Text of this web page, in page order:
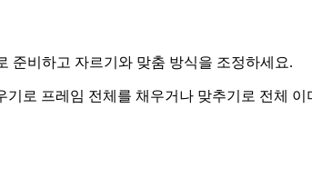
준비하고 자르기와 맞춤 방식을 조정하세요.
기로 프레임 전체를 채우거나 맞추기로 전체